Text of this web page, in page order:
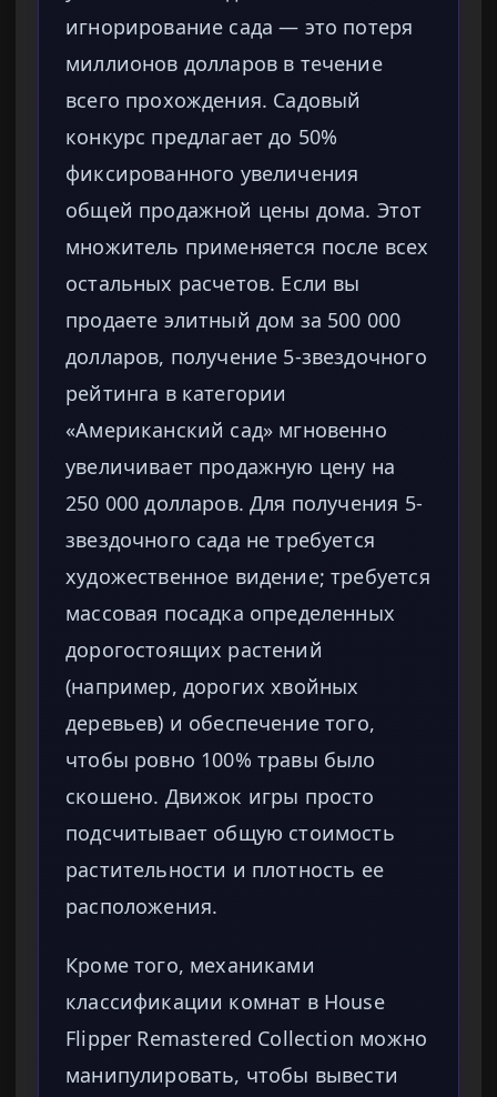
игнорирование сада — это потеря
миллионов долларов в течение
всего прохождения. Садовый
конкурс предлагает до 50%
фиксированного увеличения
общей продажной цены дома. Этот
множитель применяется после всех
остальных расчетов. Если вы
продаете элитный дом за 500 000
долларов, получение 5-звездочного
рейтинга в категории
«Американский сад» мгновенно
увеличивает продажную цену на
250 000 долларов. Для получения 5-
звездочного сада не требуется
художественное видение; требуется
массовая посадка определенных
дорогостоящих растений
(например, дорогих хвойных
деревьев) и обеспечение того,
чтобы ровно 100% травы было
скошено. Движок игры просто
подсчитывает общую стоимость
растительности и плотность ее
расположения.
Кроме того, механиками
классификации комнат в House
Flipper Remastered Collection можно
манипулировать, чтобы вывести